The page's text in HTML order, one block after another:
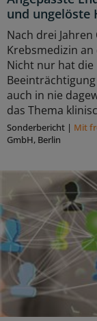
und ungelöste
Nach drei
Krebsmedizin
Nicht nur hat
auch in nie
das Thema
Sonderbericht | Mit
GmbH, Berlin